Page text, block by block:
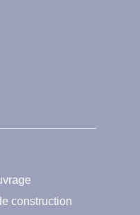
construction